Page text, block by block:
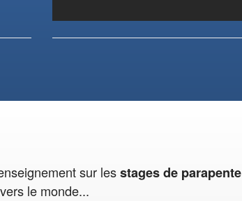
sur lesstages de parapente
le monde...